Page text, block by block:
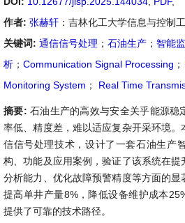
作者: 张赫轩 ：吉林化工大学信息与控制
关键词: 通信信号处理 ； 石油生产 ； 智能
析 ； Communication Signal Processing ；
Monitoring System ； Real Time
摘要: 石油生产的高效与安全关乎能源稳
率低、精度差，难以适应复杂开采环境。
信信号处理技术，设计了一套石油生产
构、功能及应用案例，验证了该系统在
分析能力、优化故障预警精度等方面的
提高单井产量8%，降低设备维护成本
提供了可靠的技术路径。